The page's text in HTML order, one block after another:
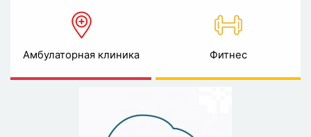
Амбулаторная клиника Фитнес